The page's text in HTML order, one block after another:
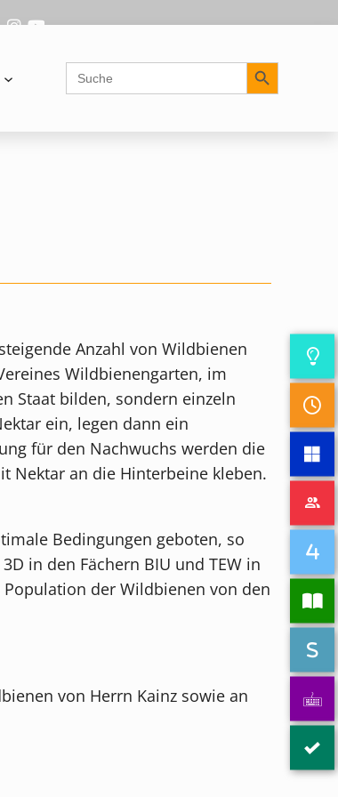
Search
for:
Search Button
Anzahl von Wildbienen
Wildbienengarten, im
Staat bilden, sondern einzeln
ein, legen dann ein
für den Nachwuchs werden die
Nektar an die Hinterbeine kleben.
Bedingungen geboten, so
in den Fächern BIU und TEW in
der Wildbienen von den
von Herrn Kainz sowie an